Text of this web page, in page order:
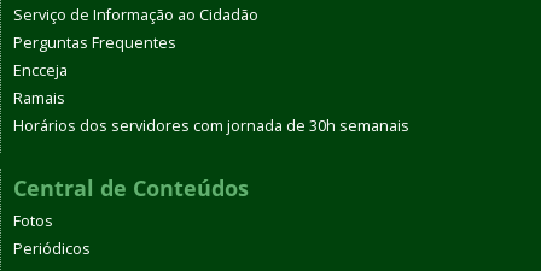
Serviço de Informação ao Cidadão
Perguntas Frequentes
Encceja
Ramais
Horários dos servidores com jornada de 30h semanais
Central de Conteúdos
Fotos
Periódicos